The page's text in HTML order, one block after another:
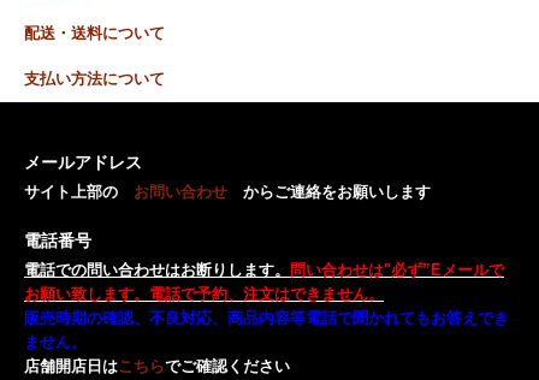
配送・送料について
支払い方法について
メールアドレス
サイト上部の お問い合わせ からご連絡をお願いします
電話番号
電話での問い合わせはお断りします。
問い合わせは"必ず”Eメールで
お願い致します。電話で予約、注文はできません。
販売時期の確認、不良対応、商品内容等電話で聞かれてもお答えでき
ません。
店舗開店日はこちらでご確認ください